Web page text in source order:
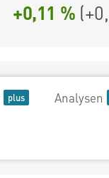
+0,11 % (
Analysen